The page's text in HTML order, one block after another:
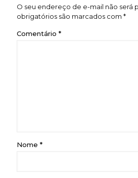
O seu endereço de e-mail não será
obrigatórios são marcados com *
Comentário *
Nome *